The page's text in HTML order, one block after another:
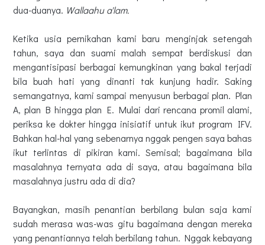
dua-duanya. Wallaahu a'lam.
Ketika usia pernikahan kami baru menginjak setengah
tahun, saya dan suami malah sempat berdiskusi dan
mengantisipasi berbagai kemungkinan yang bakal terjadi
bila buah hati yang dinanti tak kunjung hadir. Saking
semangatnya, kami sampai menyusun berbagai plan. Plan
A, plan B hingga plan E. Mulai dari rencana promil alami,
periksa ke dokter hingga inisiatif untuk ikut program IFV.
Bahkan hal-hal yang sebenarnya nggak pengen saya bahas
ikut terlintas di pikiran kami. Semisal; bagaimana bila
masalahnya ternyata ada di saya, atau bagaimana bila
masalahnya justru ada di dia?
Bayangkan, masih penantian berbilang bulan saja kami
sudah merasa was-was gitu bagaimana dengan mereka
yang penantiannya telah berbilang tahun. Nggak kebayang